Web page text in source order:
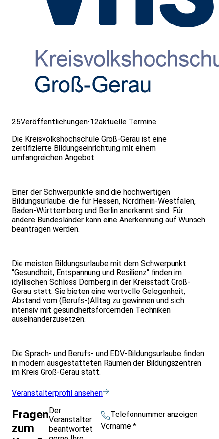
25Veröffentlichungen•12aktuelle Termine
Die Kreisvolkshochschule Groß-Gerau ist eine
zertifizierte Bildungseinrichtung mit einem
umfangreichen Angebot.
Einer der Schwerpunkte sind die hochwertigen
Bildungsurlaube, die für Hessen, Nordrhein-Westfalen,
Baden-Württemberg und Berlin anerkannt sind. Für
andere Bundesländer kann eine Anerkennung auf Wunsch
beantragen werden.
Die meisten Bildungsurlaube mit dem Schwerpunkt
“Gesundheit, Entspannung und Resilienz" finden im
idyllischen Schloss Dornberg in der Kreisstadt Groß-
Gerau statt. Sie bieten eine wertvolle Gelegenheit,
Abstand vom (Berufs-)Alltag zu gewinnen und sich
intensiv mit gesundheitsfördernden Techniken
auseinanderzusetzen.
Die Sprach- und Berufs- und EDV-Bildungsurlaube finden
in modern ausgestatteten Räumen der Bildungszentren
im Kreis Groß-Gerau statt.
Veranstalterprofil ansehen
Fragen
zum
Der
Veranstalter
beantwortet
Telefonnummer anzeigen
Vorname *